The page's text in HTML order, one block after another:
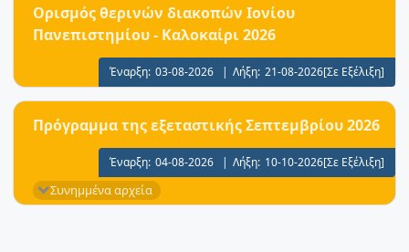
Ορισμός θερινών διακοπών Ιονίου
Πανεπιστημίου - Καλοκαίρι 2026
Έναρξη: 03-08-2026 | Λήξη: 21-08-2026[Σε Εξέλιξη]
Πρόγραμμα της εξεταστικής Σεπτεμβρίου 2026
Έναρξη: 04-08-2026 | Λήξη: 10-10-2026[Σε Εξέλιξη]
Συνημμένα αρχεία